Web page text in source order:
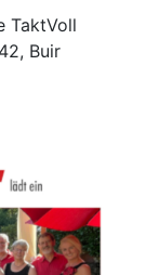
TaktVoll
Buir